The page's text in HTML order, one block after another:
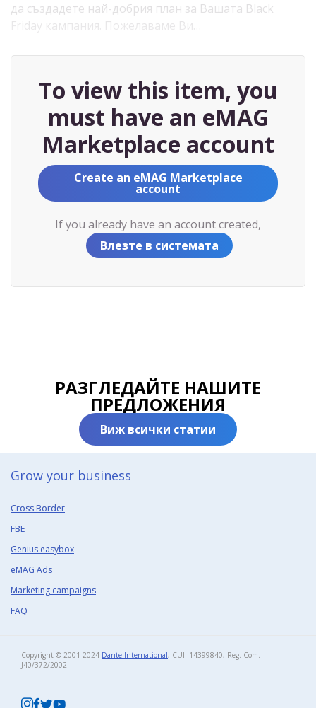
да създадете най-добрия план за Вашата Black
Friday кампания. Пожелаваме Ви…
To view this item, you
must have an eMAG
Marketplace account
Create an eMAG Marketplace
account
If you already have an account created,
Влезте в системата
РАЗГЛЕДАЙТЕ НАШИТЕ
ПРЕДЛОЖЕНИЯ
Виж всички статии
Grow your business​
Cross Border
FBE
Genius easybox
eMAG Ads
Marketing campaigns
FAQ
Copyright © 2001-2024 Dante International, CUI: 14399840, Reg. Com.
J40/372/2002​